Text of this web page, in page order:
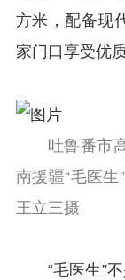
方米，配备现
家门口享受优
吐鲁番市
南援疆“毛医生
王立三摄
“毛医生”